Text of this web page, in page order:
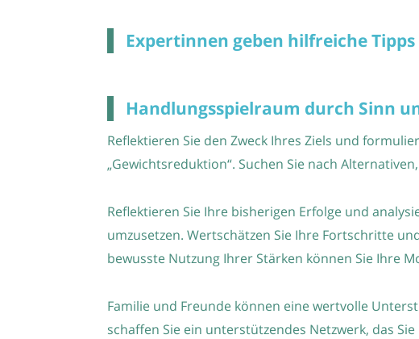
Expertinnen geben hilfreiche
Handlungsspielraum durch Sinn
Reflektieren Sie den Zweck Ihres Ziels und
„Gewichtsreduktion“. Suchen Sie nach
Reflektieren Sie Ihre bisherigen Erfolge und
umzusetzen. Wertschätzen Sie Ihre Fortschritte
bewusste Nutzung Ihrer Stärken können Sie Ihre
Familie und Freunde können eine wertvolle
schaffen Sie ein unterstützendes Netzwerk, das